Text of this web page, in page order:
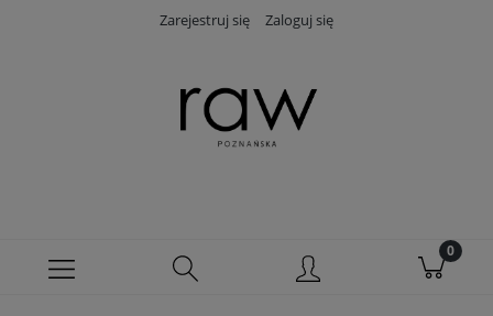
Zarejestruj się Zaloguj się